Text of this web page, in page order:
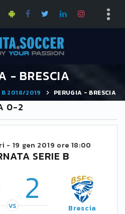
- BRESCIA
B 2018/2019 PERUGIA - BRESCIA
0-2
- 19 gen 2019 ore 18:00
SERIE B
2
VS Brescia